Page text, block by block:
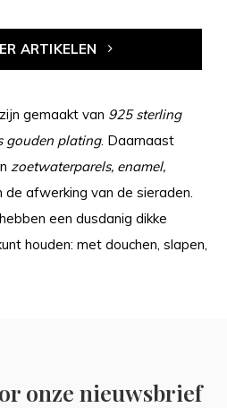
ARTIKELEN
gemaakt van 925 sterling
gouden plating. Daarnaast
zoetwaterparels, enamel,
de afwerking van de sieraden.
een dusdanig dikke
houden: met douchen, slapen,
onze nieuwsbrief